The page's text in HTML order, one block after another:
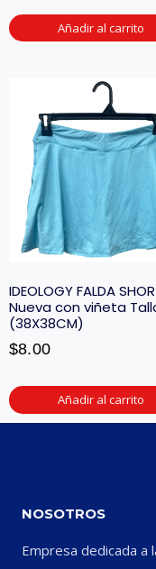
Añadir al carrito
IDEOLOGY FALDA
Nueva con viñeta
(38X38CM)
$8.00
Añadir al carrito
NOSOTROS
Empresa dedicada a